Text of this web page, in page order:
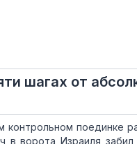
шагах от
поединке
в ворота Израиля